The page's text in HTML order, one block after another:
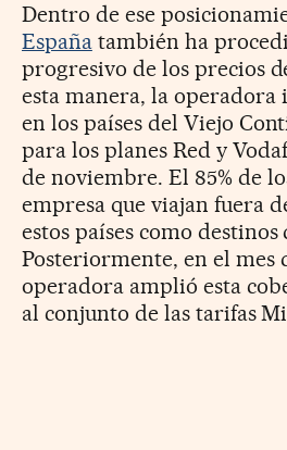
Dentro de ese
Españatambién ha
progresivo de los precios
esta manera, la
en los países del Viejo
para los planes Red y
de noviembre. El 85% de
empresa que viajan fuera
estos países como destinos
Posteriormente, en el mes
operadora amplió esta
al conjunto de las tarifas